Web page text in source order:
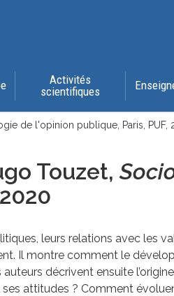
Activités
scientifiques
de l'opinion publique, Paris, PUF,
Touzet,
leurs relations avec les
Il montre comment le
décrivent ensuite
attitudes ? Comment